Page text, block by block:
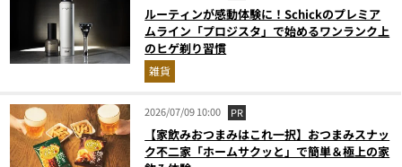
ルーティンが感動体験に！Schickのプレミア
ムライン「プロジスタ」で始めるワンランク上
のヒゲ剃り習慣
雑貨
2026/07/09 10:00 PR
【家飲みおつまみはこれ一択】おつまみスナッ
ク不二家「ホームサクッと」で簡単＆極上の家